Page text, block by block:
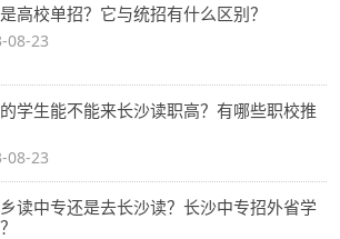
高校单招？它与统招有什么区别？
08-23
学生能不能来长沙读职高？有哪些职校推
08-23
读中专还是去长沙读？长沙中专招外省学